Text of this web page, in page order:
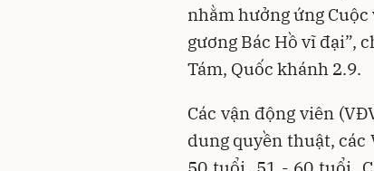
nhằm hưởng ứng
gương Bác Hồ vĩ đại”,
Tám, Quốc khánh 2.9.
Các vận động viên
dung quyền thuật,